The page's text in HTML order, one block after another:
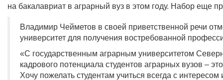
на бакалавриат в аграрный вуз в этом году. Набор еще
Владимир Чейметов в своей приветственной речи
университет для получения востребованной
«С государственным аграрным университетом
кадрового потенциала студентов аграрных вузов –
Хочу пожелать студентам учиться всегда с